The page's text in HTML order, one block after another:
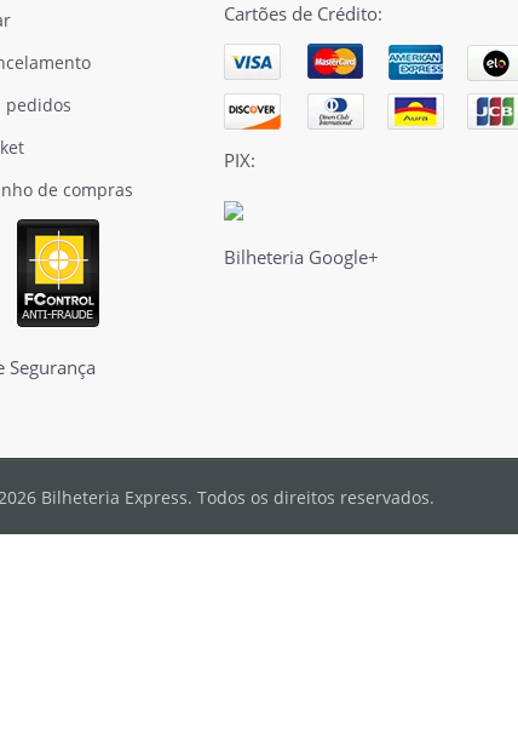
pedidos
de compras
Cartões de Crédito:
PIX:
Bilheteria Google+
Bilheteria Express. Todos os direitos reservados.